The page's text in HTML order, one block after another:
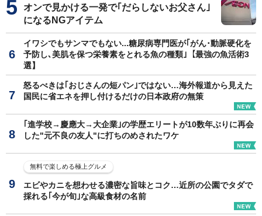
オンで見かける一発で｢だらしないお父さん｣
になるNGアイテム
イワシでもサンマでもない...糖尿病専門医が｢がん･動脈硬化を
予防し､美肌を保つ栄養素をとれる魚の種類｣【最強の魚活術3
選】
怒るべきは｢おじさんの短パン｣ではない…海外報道から見えた
国民に省エネを押し付けるだけの日本政府の無策
｢進学校→慶應大→大企業｣の学歴エリートが10数年ぶりに再会
した"元不良の友人"に打ちのめされたワケ
無料で楽しめる極上グルメ
エビやカニを想わせる濃密な旨味とコク…近所の公園でタダで
採れる｢今が旬｣な高級食材の名前